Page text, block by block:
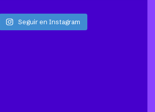
Seguir en Instagram